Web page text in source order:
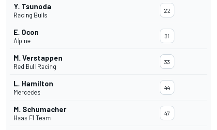
Y. Tsunoda
Racing Bulls
22
E. Ocon
Alpine
31
M. Verstappen
Red Bull Racing
33
L. Hamilton
Mercedes
44
M. Schumacher
Haas F1 Team
47